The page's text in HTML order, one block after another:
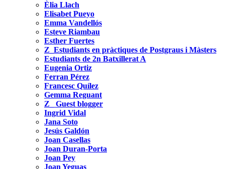
Èlia Llach
Elisabet Pueyo
Emma Vandellós
Esteve Riambau
Esther Fuertes
Z_Estudiants en pràctiques de Postgraus i Màsters
Estudiants de 2n Batxillerat A
Eugenia Ortiz
Ferran Pérez
Francesc Quílez
Gemma Reguant
Z_ Guest blogger
Ingrid Vidal
Jana Soto
Jesús Galdón
Joan Casellas
Joan Duran-Porta
Joan Pey
Joan Yeguas